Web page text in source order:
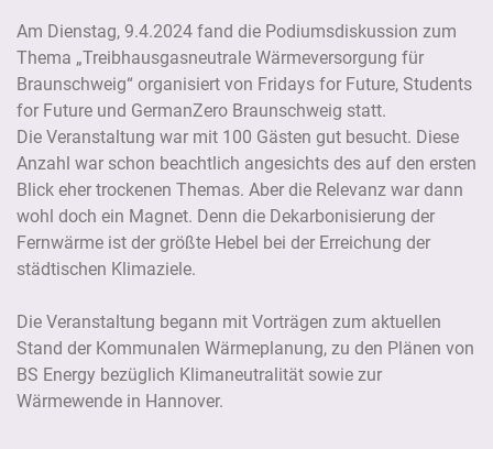
Am Dienstag, 9.4.2024 fand die Podiumsdiskussion zum
Thema „Treibhausgasneutrale Wärmeversorgung für
Braunschweig“ organisiert von Fridays for Future, Students
for Future und GermanZero Braunschweig statt.
Die Veranstaltung war mit 100 Gästen gut besucht. Diese
Anzahl war schon beachtlich angesichts des auf den ersten
Blick eher trockenen Themas. Aber die Relevanz war dann
wohl doch ein Magnet. Denn die Dekarbonisierung der
Fernwärme ist der größte Hebel bei der Erreichung der
städtischen Klimaziele.
Die Veranstaltung begann mit Vorträgen zum aktuellen
Stand der Kommunalen Wärmeplanung, zu den Plänen von
BS Energy bezüglich Klimaneutralität sowie zur
Wärmewende in Hannover.